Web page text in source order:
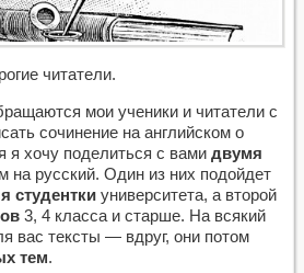
читатели.
мои ученики и читатели с
сочинение на английском о
я хочу поделиться с вами двумя
на русский. Один из них подойдет
студентки университета, а второй
3, 4 класса и старше. На всякий
вас тексты — вдруг, они потом
тем.